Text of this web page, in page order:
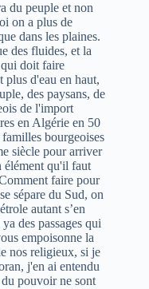
du peuple et non
on a plus de
dans les plaines.
des fluides, et la
doit faire
plus d'eau en haut,
des paysans, de
de l'import
en Algérie en 50
bourgeoises
siècle pour arriver
qu'il faut
faire pour
sépare du Sud, on
autant s’en
des passages qui
empoisonne la
nos religieux, si je
j'en ai entendu
pouvoir ne sont